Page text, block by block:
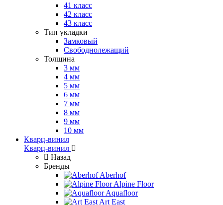
41 класс
42 класс
43 класс
Тип укладки
Замковый
Свободнолежащий
Толщина
3 мм
4 мм
5 мм
6 мм
7 мм
8 мм
9 мм
10 мм
Кварц-винил
Кварц-винил
Назад
Бренды
Aberhof
Alpine Floor
Aquafloor
Art East